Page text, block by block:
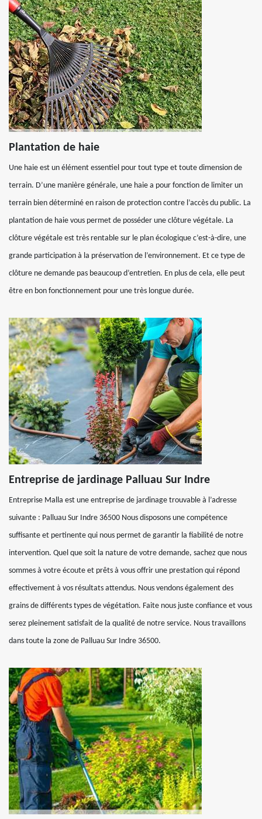
Plantation de haie
Une haie est un élément essentiel pour tout type et toute dimension de
terrain. D’une manière générale, une haie a pour fonction de limiter un
terrain bien déterminé en raison de protection contre l’accès du public. La
plantation de haie vous permet de posséder une clôture végétale. La
clôture végétale est très rentable sur le plan écologique c’est-à-dire, une
grande participation à la préservation de l’environnement. Et ce type de
clôture ne demande pas beaucoup d’entretien. En plus de cela, elle peut
être en bon fonctionnement pour une très longue durée.
Entreprise de jardinage Palluau Sur Indre
Entreprise Malla est une entreprise de jardinage trouvable à l’adresse
suivante : Palluau Sur Indre 36500 Nous disposons une compétence
suffisante et pertinente qui nous permet de garantir la fiabilité de notre
intervention. Quel que soit la nature de votre demande, sachez que nous
sommes à votre écoute et prêts à vous offrir une prestation qui répond
effectivement à vos résultats attendus. Nous vendons également des
grains de différents types de végétation. Faite nous juste confiance et vous
serez pleinement satisfait de la qualité de notre service. Nous travaillons
dans toute la zone de Palluau Sur Indre 36500.